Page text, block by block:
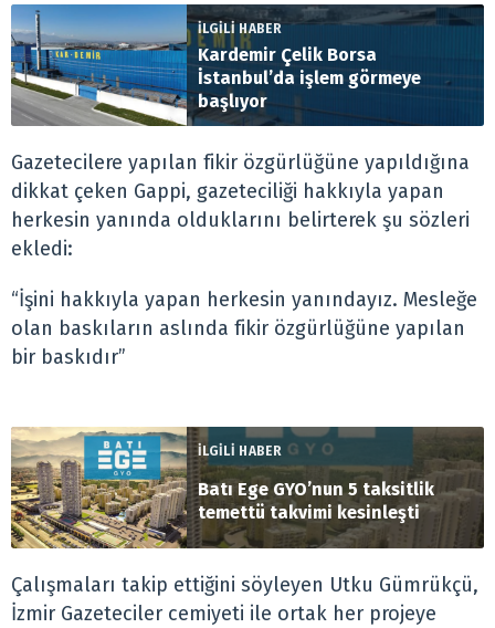
İLGİLİ HABER
Kardemir Çelik Borsa
İstanbul’da işlem görmeye
başlıyor
Gazetecilere yapılan fikir özgürlüğüne yapıldığına
dikkat çeken Gappi, gazeteciliği hakkıyla yapan
herkesin yanında olduklarını belirterek şu sözleri
ekledi:
“İşini hakkıyla yapan herkesin yanındayız. Mesleğe
olan baskıların aslında fikir özgürlüğüne yapılan
bir baskıdır”
İLGİLİ HABER
Batı Ege GYO’nun 5 taksitlik
temettü takvimi kesinleşti
Çalışmaları takip ettiğini söyleyen Utku Gümrükçü,
İzmir Gazeteciler cemiyeti ile ortak her projeye